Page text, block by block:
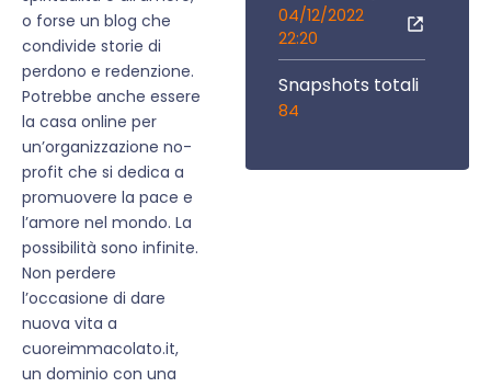
o forse un blog che
condivide storie di
perdono e redenzione.
Potrebbe anche essere
la casa online per
un’organizzazione no-
profit che si dedica a
promuovere la pace e
l’amore nel mondo. La
possibilità sono infinite.
Non perdere
l’occasione di dare
nuova vita a
cuoreimmacolato.it,
un dominio con una
04/12/2022
22:20
Snapshots totali
84